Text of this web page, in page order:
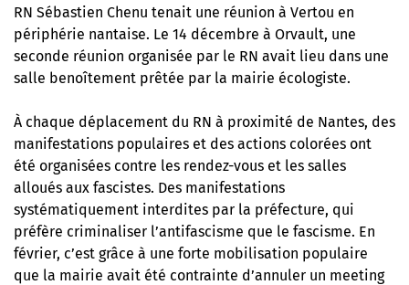
RN Sébastien Chenu tenait une réunion à Vertou en
périphérie nantaise. Le 14 décembre à Orvault, une
seconde réunion organisée par le RN avait lieu dans une
salle benoîtement prêtée par la mairie écologiste.
À chaque déplacement du RN à proximité de Nantes, des
manifestations populaires et des actions colorées ont
été organisées contre les rendez-vous et les salles
alloués aux fascistes. Des manifestations
systématiquement interdites par la préfecture, qui
préfère criminaliser l’antifascisme que le fascisme. En
février, c’est grâce à une forte mobilisation populaire
que la mairie avait été contrainte d’annuler un meeting